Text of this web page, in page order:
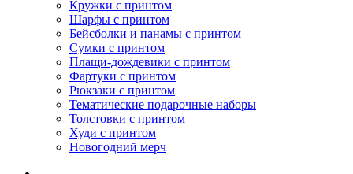
Кружки с принтом
Шарфы с принтом
Бейсболки и панамы с принтом
Сумки с принтом
Плащи-дождевики с принтом
Фартуки с принтом
Рюкзаки с принтом
Тематические подарочные наборы
Толстовки с принтом
Худи с принтом
Новогодний мерч